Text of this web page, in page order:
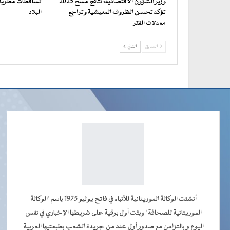
وزير الشؤون الاقتصادية: نتائج مسح 2025
تؤكد تحسن الظروف المعيشية وتراجع
معدلات الفقر
تساقطات
البلاد
السابق التالي
أنشئت الوكالة الموريتانية للأنباء في فاتح يوليو 1975 باسم "الوكالة
الموريتانية للصحافة" وبثت أول برقية على شريطها الإخباري في نفس
اليوم و بالتزامن مع صدور أول عدد من جريدة الشعب بطبعتيها العربية